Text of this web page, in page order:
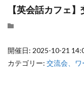
【英会話カフェ
開催日: 2025-10-21
カテゴリー: 交流会、